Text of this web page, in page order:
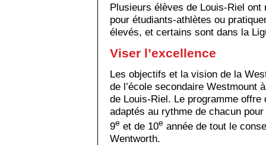
Plusieurs élèves de Louis-Riel
pour étudiants-athlètes ou
élevés, et certains sont dans la
Viser l’excellence
Les objectifs et la vision de la
de l’école secondaire Westmount
de Louis-Riel. Le programme
adaptés au rythme de chacun
9e et de 10e année de tout le
Wentworth.